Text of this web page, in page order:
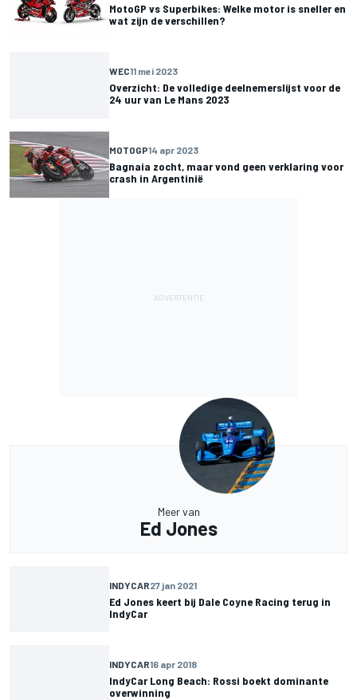
MotoGP vs Superbikes: Welke motor is sneller en
wat zijn de verschillen?
WEC11 mei 2023
Overzicht: De volledige deelnemerslijst voor de
24 uur van Le Mans 2023
MOTOGP14 apr 2023
Bagnaia zocht, maar vond geen verklaring voor
crash in Argentinië
Meer van
Ed Jones
INDYCAR27 jan 2021
Ed Jones keert bij Dale Coyne Racing terug in
IndyCar
INDYCAR16 apr 2018
IndyCar Long Beach: Rossi boekt dominante
overwinning